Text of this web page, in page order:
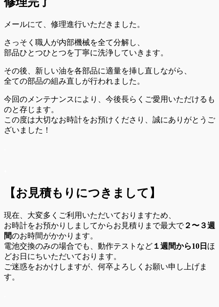
メールにて、修理進行いただきました。
さっそく職人が内部機械を全て分解し、
部品ひとつひとつを丁寧に洗浄していきます。
その後、新しい油を各部品に適量を挿し直しながら、
全ての部品の組み直しが行われました。
今回のメンテナンスにより、今後長らくご愛用いただけるも
のと存じます。
この度は大切なお時計をお預けくださり、誠にありがとうご
ざいました！
【お見積もりにつきまして】
現在、大変多くご利用いただいておりますため、
お時計をお預かりしましてからお見積りまで最大で２〜３週
間のお時間がかかります。
電池交換のみの場合でも、動作テストなど １週間から10日 ほ
どお日にちいただいております。
ご迷惑をおかけしますが、何卒よろしくお願い申し上げま
す。